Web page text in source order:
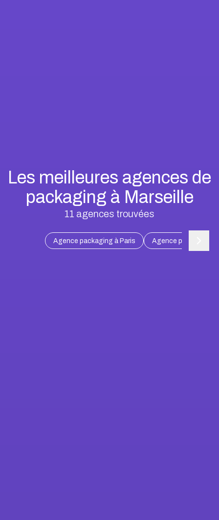
Les meilleures agences de
packaging à Marseille
11 agences trouvées
Agence packaging à Paris Agence packaging à